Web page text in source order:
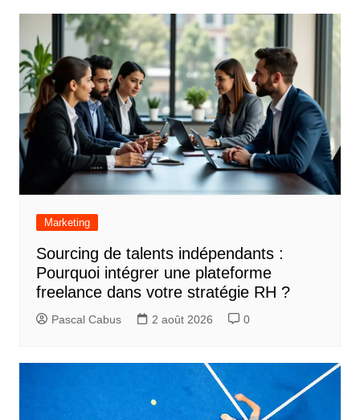
Marketing
Sourcing de talents indépendants :
Pourquoi intégrer une plateforme
freelance dans votre stratégie RH ?
Pascal Cabus 2 août 2026 0